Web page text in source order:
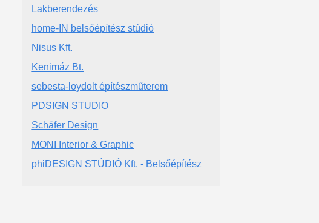
Lakberendezés
home-IN belsőépítész stúdió
Nisus Kft.
Kenimáz Bt.
sebesta-loydolt építészműterem
PDSIGN STUDIO
Schäfer Design
MONI Interior & Graphic
phiDESIGN STÚDIÓ Kft. - Belsőépítész